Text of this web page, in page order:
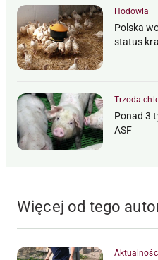
Hodowla
Polska
status
Trzoda
Ponad 3
ASF
Więcej od tego